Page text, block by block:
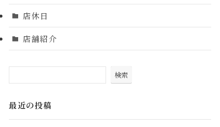
店休日
店舗紹介
検索
最近の投稿